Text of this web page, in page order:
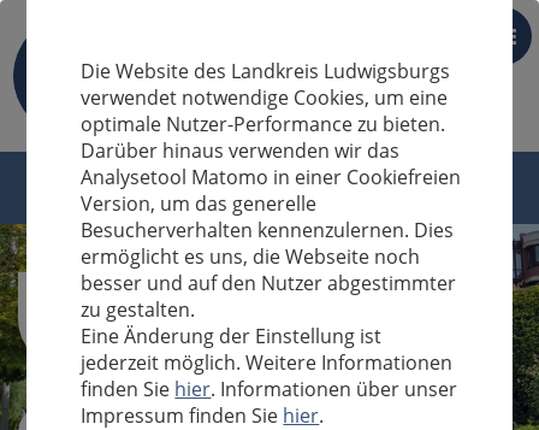
DE
Sucheingabe
Die Website des Landkreis Ludwigsburgs
verwendet notwendige Cookies, um eine
optimale Nutzer-Performance zu bieten.
Darüber hinaus verwenden wir das
Analysetool Matomo in einer Cookiefreien
Version, um das generelle
Besucherverhalten kennenzulernen. Dies
ermöglicht es uns, die Webseite noch
besser und auf den Nutzer abgestimmter
zu gestalten.
Eine Änderung der Einstellung ist
jederzeit möglich. Weitere Informationen
finden Sie hier. Informationen über unser
Impressum finden Sie hier.